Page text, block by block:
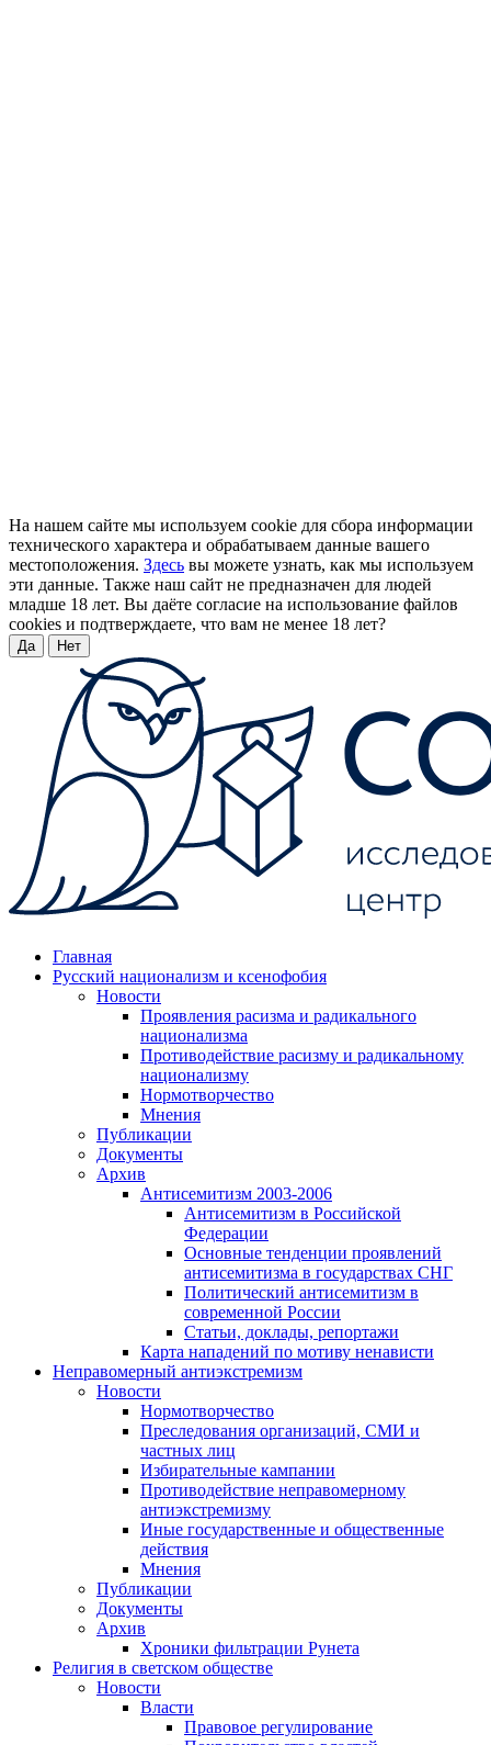
На нашем сайте мы используем cookie для сбора информации
технического характера и обрабатываем данные вашего
местоположения. Здесь вы можете узнать, как мы используем
эти данные. Также наш сайт не предназначен для людей
младше 18 лет. Вы даёте согласие на использование файлов
cookies и подтверждаете, что вам не менее 18 лет?
Да Нет
Главная
Русский национализм и ксенофобия
Новости
Проявления расизма и радикального
национализма
Противодействие расизму и радикальному
национализму
Нормотворчество
Мнения
Публикации
Документы
Архив
Антисемитизм 2003-2006
Антисемитизм в Российской
Федерации
Основные тенденции проявлений
антисемитизма в государствах СНГ
Политический антисемитизм в
современной России
Статьи, доклады, репортажи
Карта нападений по мотиву ненависти
Неправомерный антиэкстремизм
Новости
Нормотворчество
Преследования организаций, СМИ и
частных лиц
Избирательные кампании
Противодействие неправомерному
антиэкстремизму
Иные государственные и общественные
действия
Мнения
Публикации
Документы
Архив
Хроники фильтрации Рунета
Религия в светском обществе
Новости
Власти
Правовое регулирование